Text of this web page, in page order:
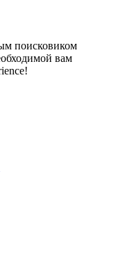
поисковиком
вам